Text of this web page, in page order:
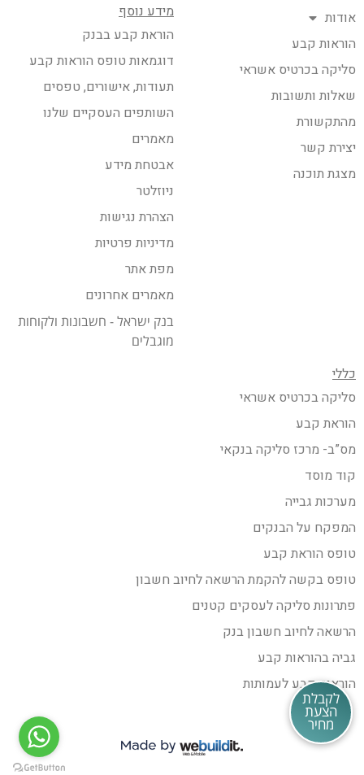
אודות
הוראות קבע
סליקה בכרטיס אשראי
שאלות ותשובות
מהתקשורת
יצירת קשר
מצגת תוכנה
מידע נוסף
הוראת קבע בבנק
דוגמאות טופס הוראות קבע
תעודות, אישורים, טפסים
השותפים העסקיים שלנו
מאמרים
אבטחת מידע
ניוזלטר
הצהרת נגישות
מדיניות פרטיות
מפת אתר
מאמרים אחרונים
בנק ישראל - חשבונות ולקוחות
מוגבלים
כללי
סליקה בכרטיס אשראי
הוראת קבע
מס”ב- מרכז סליקה בנקאי
קוד מוסד
מערכות גבייה
המפקח על הבנקים
טופס הוראת קבע
טופס בקשה להקמת הרשאה לחיוב חשבון
פתרונות סליקה לעסקים קטנים
הרשאה לחיוב חשבון בנק
גביה בהוראות קבע
הוראות קבע לעמותות
לקבלת
הצעת
מחיר